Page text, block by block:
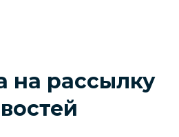
на рассылку